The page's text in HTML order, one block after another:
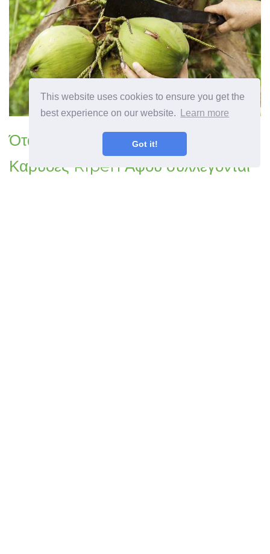
This website uses cookies to ensure you get the
best experience on our website.
Learn more
Got it!
Όταν είναι καρύδια Ώριμα Κάνουν
Καρύδες Ripen Αφού συλλέγονται